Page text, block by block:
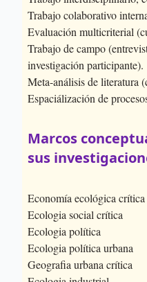
Trabajo colaborativo
Evaluación multicriterial
Trabajo de campo
investigación participante).
Meta-análisis de literatura
Espaciálización de
Marcos
sus
Economía ecológica crítica
Ecologia social crítica
Ecologia política
Ecologia política urbana
Geografia urbana crítica